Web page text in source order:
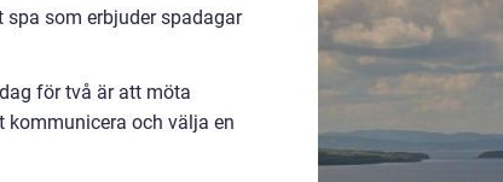
som erbjuder spadagar
för två är att möta
kommunicera och välja en